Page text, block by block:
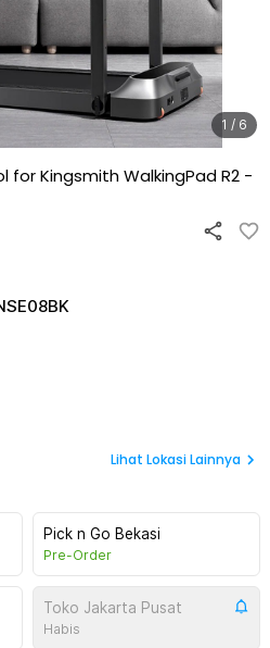
1 / 6
Kingsmith WalkingPad R2 -
Lihat Lokasi Lainnya
Pick n Go Bekasi
Pre-Order
Toko Jakarta Pusat
Habis